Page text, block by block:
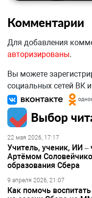
Комментарии
Для добавления
авторизированы.
Вы можете
социальных сетей ВК
Выбор
22 мая 2026, 17:17
Учитель, ученик, ИИ –
Артёмом
образования Сбера
9 апреля 2026, 21:07
Как помочь